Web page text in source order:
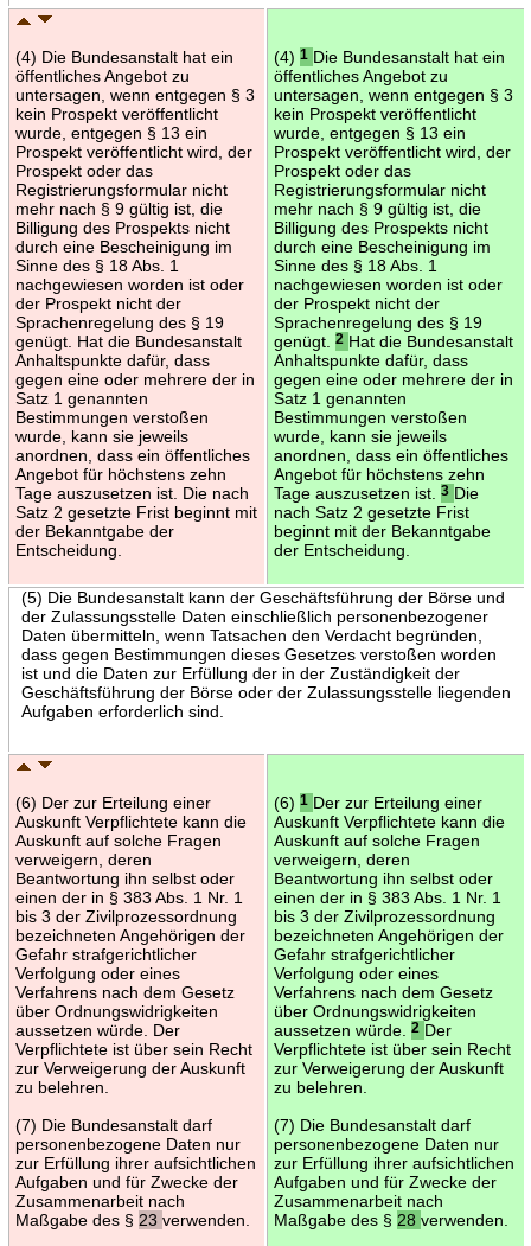
(4) Die Bundesanstalt hat ein
öffentliches Angebot zu
untersagen, wenn entgegen § 3
kein Prospekt veröffentlicht
wurde, entgegen § 13 ein
Prospekt veröffentlicht wird, der
Prospekt oder das
Registrierungsformular nicht
mehr nach § 9 gültig ist, die
Billigung des Prospekts nicht
durch eine Bescheinigung im
Sinne des § 18 Abs. 1
nachgewiesen worden ist oder
der Prospekt nicht der
Sprachenregelung des § 19
genügt. Hat die Bundesanstalt
Anhaltspunkte dafür, dass
gegen eine oder mehrere der in
Satz 1 genannten
Bestimmungen verstoßen
wurde, kann sie jeweils
anordnen, dass ein öffentliches
Angebot für höchstens zehn
Tage auszusetzen ist. Die nach
Satz 2 gesetzte Frist beginnt mit
der Bekanntgabe der
Entscheidung.
(4) 1 Die Bundesanstalt hat ein
öffentliches Angebot zu
untersagen, wenn entgegen § 3
kein Prospekt veröffentlicht
wurde, entgegen § 13 ein
Prospekt veröffentlicht wird, der
Prospekt oder das
Registrierungsformular nicht
mehr nach § 9 gültig ist, die
Billigung des Prospekts nicht
durch eine Bescheinigung im
Sinne des § 18 Abs. 1
nachgewiesen worden ist oder
der Prospekt nicht der
Sprachenregelung des § 19
genügt.
2 Hat die Bundesanstalt
Anhaltspunkte dafür, dass
gegen eine oder mehrere der in
Satz 1 genannten
Bestimmungen verstoßen
wurde, kann sie jeweils
anordnen, dass ein öffentliches
Angebot für höchstens zehn
Tage auszusetzen ist.
3 Die
nach Satz 2 gesetzte Frist
beginnt mit der Bekanntgabe
der Entscheidung.
(5) Die Bundesanstalt kann der Geschäftsführung der Börse und
der Zulassungsstelle Daten einschließlich personenbezogener
Daten übermitteln, wenn Tatsachen den Verdacht begründen,
dass gegen Bestimmungen dieses Gesetzes verstoßen worden
ist und die Daten zur Erfüllung der in der Zuständigkeit der
Geschäftsführung der Börse oder der Zulassungsstelle liegenden
Aufgaben erforderlich sind.
(6) Der zur Erteilung einer
Auskunft Verpflichtete kann die
Auskunft auf solche Fragen
verweigern, deren
Beantwortung ihn selbst oder
einen der in § 383 Abs. 1 Nr. 1
bis 3 der Zivilprozessordnung
bezeichneten Angehörigen der
Gefahr strafgerichtlicher
Verfolgung oder eines
Verfahrens nach dem Gesetz
über Ordnungswidrigkeiten
aussetzen würde. Der
Verpflichtete ist über sein Recht
zur Verweigerung der Auskunft
zu belehren.
(7) Die Bundesanstalt darf
personenbezogene Daten nur
zur Erfüllung ihrer aufsichtlichen
Aufgaben und für Zwecke der
Zusammenarbeit nach
Maßgabe des § 23 verwenden.
(6) 1 Der zur Erteilung einer
Auskunft Verpflichtete kann die
Auskunft auf solche Fragen
verweigern, deren
Beantwortung ihn selbst oder
einen der in § 383 Abs. 1 Nr. 1
bis 3 der Zivilprozessordnung
bezeichneten Angehörigen der
Gefahr strafgerichtlicher
Verfolgung oder eines
Verfahrens nach dem Gesetz
über Ordnungswidrigkeiten
aussetzen würde.
2 Der
Verpflichtete ist über sein Recht
zur Verweigerung der Auskunft
zu belehren.
(7) Die Bundesanstalt darf
personenbezogene Daten nur
zur Erfüllung ihrer aufsichtlichen
Aufgaben und für Zwecke der
Zusammenarbeit nach
Maßgabe des § 28 verwenden.